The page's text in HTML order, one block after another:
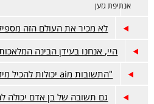
אנתיפת גזען
לא מכיר את העולם הזה
היי, אנחנו בעידן הבינה
"התשובות מai יכולות להכיל מידע מוטעה"
גם תשובה של בן אדם יכולה